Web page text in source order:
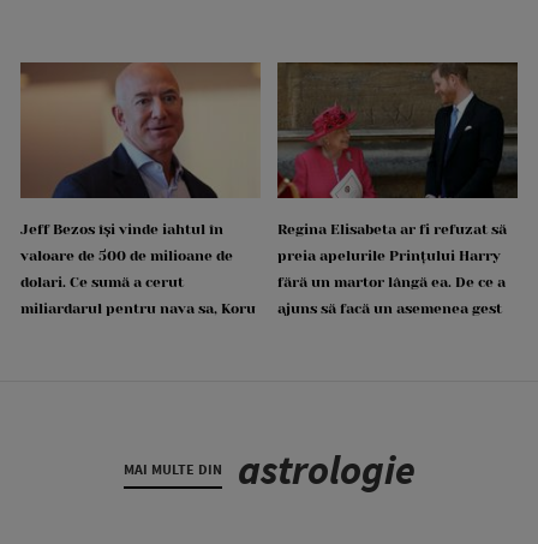
Jeff Bezos își vinde iahtul în
valoare de 500 de milioane de
dolari. Ce sumă a cerut
miliardarul pentru nava sa, Koru
Regina Elisabeta ar fi refuzat să
preia apelurile Prințului Harry
fără un martor lângă ea. De ce a
ajuns să facă un asemenea gest
MAI MULTE DIN astrologie